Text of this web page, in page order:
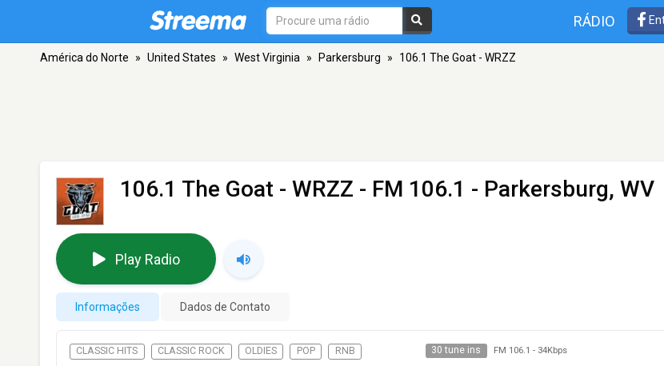
RÁDIO
América do Norte » United States » West Virginia » Parkersburg » 106.1 The Goat - WRZZ
106.1 The Goat - WRZZ - FM 106.1 - Parkersburg, WV
Play Radio
Informações Dados de Contato
CLASSIC HITS CLASSIC ROCK OLDIES POP RNB 30 tune ins FM 106.1 - 34Kbps